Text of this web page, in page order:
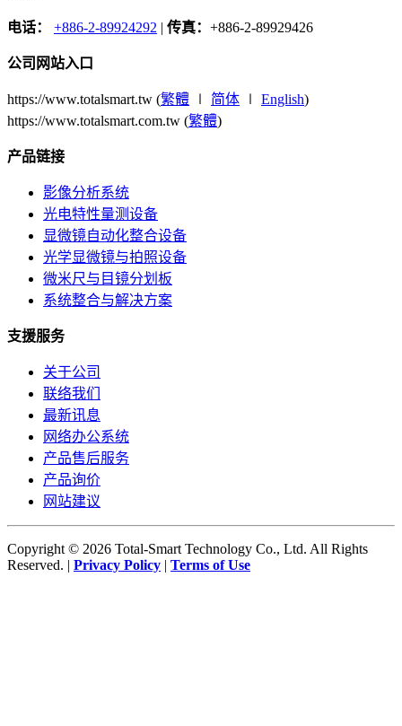
电话： +886-2-89924292 | 传真： +886-2-89929426
公司网站入口
https://www.totalsmart.tw (繁體 ∣ 简体 ∣ English)
https://www.totalsmart.com.tw (繁體)
产品链接
影像分析系统
光电特性量测设备
显微镜自动化整合设备
光学显微镜与拍照设备
微米尺与目镜分划板
系统整合与解决方案
支援服务
关于公司
联络我们
最新讯息
网络办公系统
产品售后服务
产品询价
网站建议
Copyright © 2026 Total-Smart Technology Co., Ltd. All Rights
Reserved. | Privacy Policy | Terms of Use